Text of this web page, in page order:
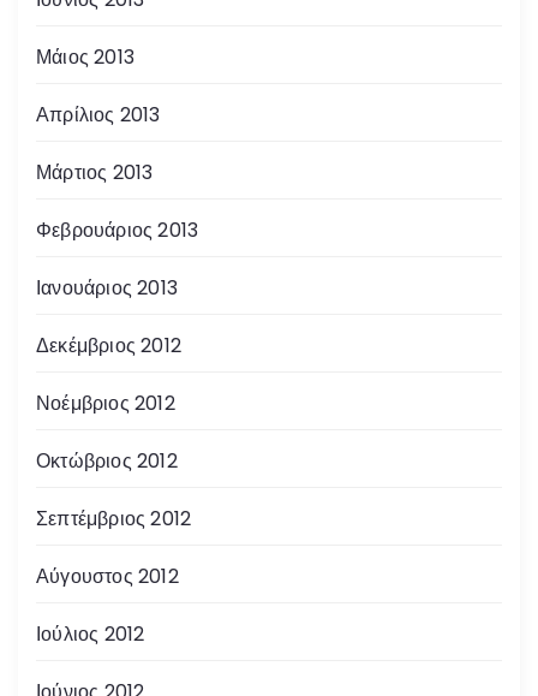
Μάιος 2013
Απρίλιος 2013
Μάρτιος 2013
Φεβρουάριος 2013
Ιανουάριος 2013
Δεκέμβριος 2012
Νοέμβριος 2012
Οκτώβριος 2012
Σεπτέμβριος 2012
Αύγουστος 2012
Ιούλιος 2012